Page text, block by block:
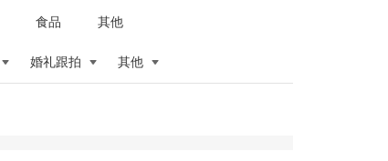
食品 其他
婚礼跟拍 其他